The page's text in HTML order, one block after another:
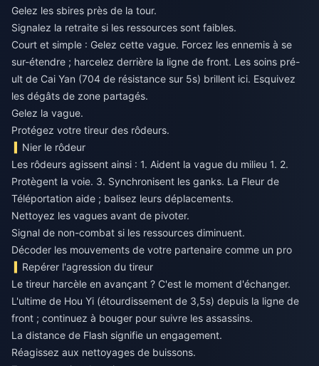
Gelez les sbires près de la tour.
Signalez la retraite si les ressources sont faibles.
Court et simple : Gelez cette vague. Forcez les ennemis à se
sur-étendre ; harcelez derrière la ligne de front. Les soins pré-
ult de Cai Yan (704 de résistance sur 5s) brillent ici. Esquivez
les dégâts de zone partagés.
Gelez la vague.
Protégez votre tireur des rôdeurs.
Nier le rôdeur
Les rôdeurs agissent ainsi : 1. Aident la vague du milieu 1. 2.
Protègent la voie. 3. Synchronisent les ganks. La Fleur de
Téléportation aide ; balisez leurs déplacements.
Nettoyez les vagues avant de pivoter.
Signal de non-combat si les ressources diminuent.
Décoder les mouvements de votre partenaire comme un pro
Repérer l'agression du tireur
Le tireur harcèle en avançant ? C'est le moment d'échanger.
L'ultime de Hou Yi (étourdissement de 3,5s) depuis la ligne de
front ; continuez à bouger pour suivre les assassins.
La distance de Flash signifie un engagement.
Réagissez aux nettoyages de buissons.